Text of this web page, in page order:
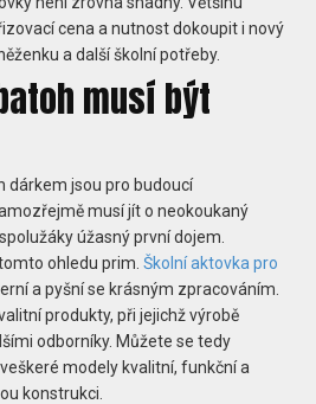
cena a nutnost dokoupit i nový
a další školní potřeby.
musí být
dárkem jsou pro budoucí
musí jít o neokoukaný
úžasný první dojem.
ohledu prim.Školní aktovka pro
a pyšní se krásným zpracováním.
produkty, při jejichž výrobě
odborníky. Můžete se tedy
modely kvalitní, funkční a
konstrukci.